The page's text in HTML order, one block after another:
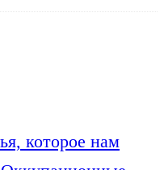
которое нам